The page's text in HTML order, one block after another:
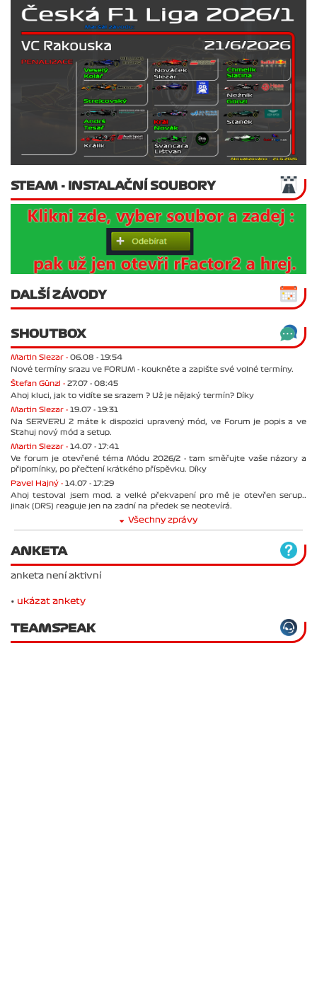
STEAM - INSTALAČNÍ SOUBORY
DALŠÍ ZÁVODY
SHOUTBOX
Martin Slezar - 06.08 - 19:54
Nové termíny srazu ve FORUM - koukněte a zapište své volné termíny.
Štefan Günzl - 27.07 - 08:45
Ahoj kluci, jak to vidíte se srazem ? Už je nějaký termín? Díky
Martin Slezar - 19.07 - 19:31
Na SERVERU 2 máte k dispozici upravený mód, ve Forum je popis a ve
Stahuj nový mód a setup.
Martin Slezar - 14.07 - 17:41
Ve forum je otevřené téma Módu 2026/2 - tam směřujte vaše názory a
připomínky, po přečtení krátkého příspěvku. Díky
Pavel Hajný - 14.07 - 17:29
Ahoj testoval jsem mod. a velké překvapení pro mě je otevřen serup..
jinak (DRS) reaguje jen na zadní na předek se neotevírá.
Všechny zprávy
ANKETA
anketa není aktivní
• ukázat ankety
TEAMSPEAK